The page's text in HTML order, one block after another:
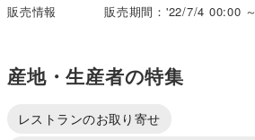
販売情報 販売期間：'22/7/4 00:00 ～
産地・生産者の特集
レストランのお取り寄せ